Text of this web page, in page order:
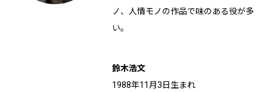
ノ、人情モノの作品で味のある役が多
い。
鈴木浩文
1988年11月3日生まれ